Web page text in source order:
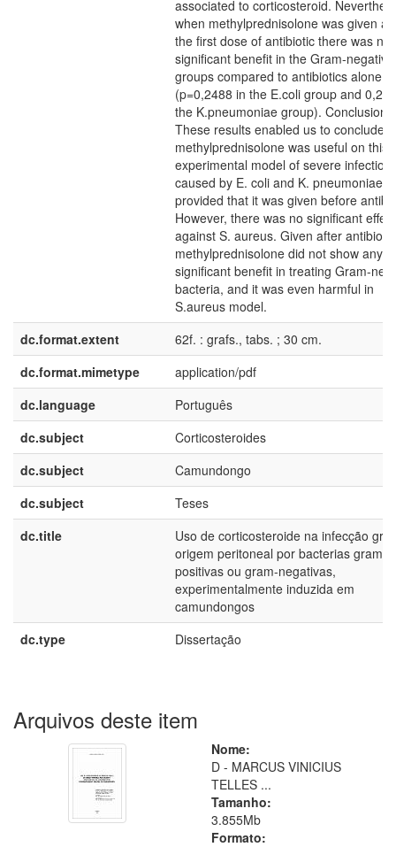
associated to corticosteroid.
when methylprednisolone was given
the first dose of antibiotic there was no
significant benefit in the Gram-negative
groups compared to antibiotics alone
(p=0,2488 in the E.coli group and
the K.pneumoniae group). Conclusions:
These results enabled us to conclude
methylprednisolone was useful on this
experimental model of severe infection
caused by E. coli and K. pneumoniae,
provided that it was given before
However, there was no significant effect
against S. aureus. Given after
methylprednisolone did not show any
significant benefit in treating Gram-
bacteria, and it was even harmful in
S.aureus model.
dc.format.extent
62f. : grafs., tabs. ; 30 cm.
dc.format.mimetype
application/pdf
dc.language
Português
dc.subject
Corticosteroides
dc.subject
Camundongo
dc.subject
Teses
dc.title
Uso de corticosteroide na infecção
origem peritoneal por bacterias gram-
positivas ou gram-negativas,
experimentalmente induzida em
camundongos
dc.type
Dissertação
Arquivos deste item
Nome:
D - MARCUS VINICIUS
TELLES ...
Tamanho:
3.855Mb
Formato: